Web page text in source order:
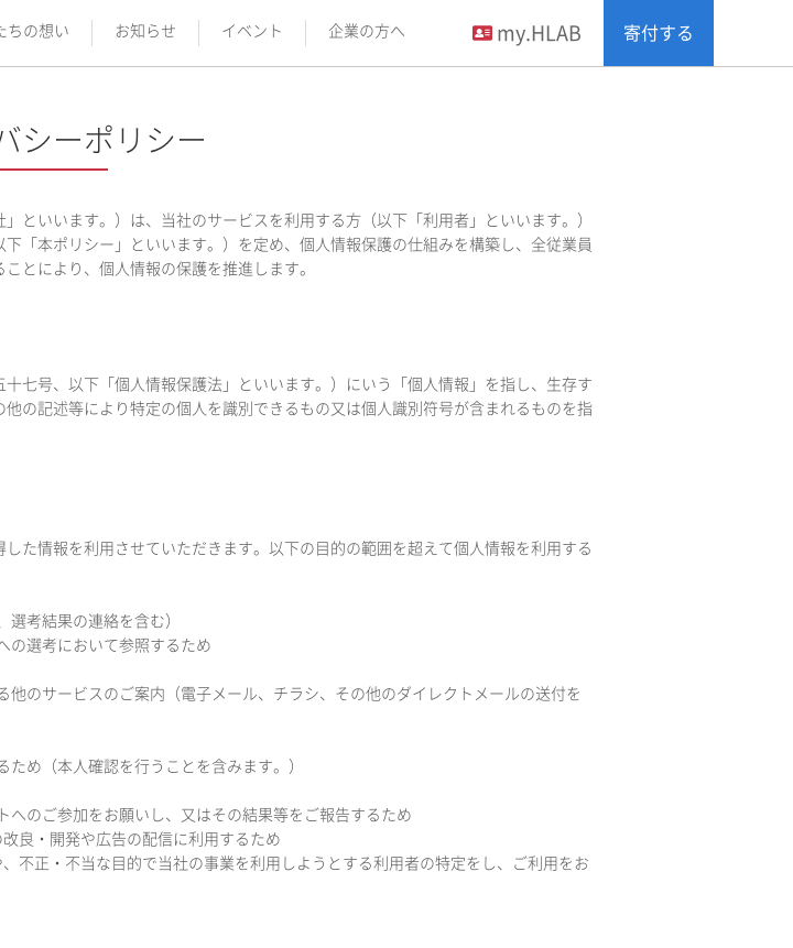
ちの想い お知らせ イベント 企業の方へ my.HLAB 寄付する
シーポリシー
といいます。）は、当社のサービスを利用する方（以下「利用者」といいます。）
「本ポリシー」といいます。）を定め、個人情報保護の仕組みを構築し、全従業員
とにより、個人情報の保護を推進します。
七号、以下「個人情報保護法」といいます。）にいう「個人情報」を指し、生存す
の記述等により特定の個人を識別できるもの又は個人識別符号が含まれるものを指
た情報を利用させていただきます。以下の目的の範囲を超えて個人情報を利用する
選考結果の連絡を含む）
の選考において参照するため
のサービスのご案内（電子メール、チラシ、その他のダイレクトメールの送付を
め（本人確認を行うことを含みます。）
へのご参加をお願いし、又はその結果等をご報告するため
良・開発や広告の配信に利用するため
不正・不当な目的で当社の事業を利用しようとする利用者の特定をし、ご利用をお